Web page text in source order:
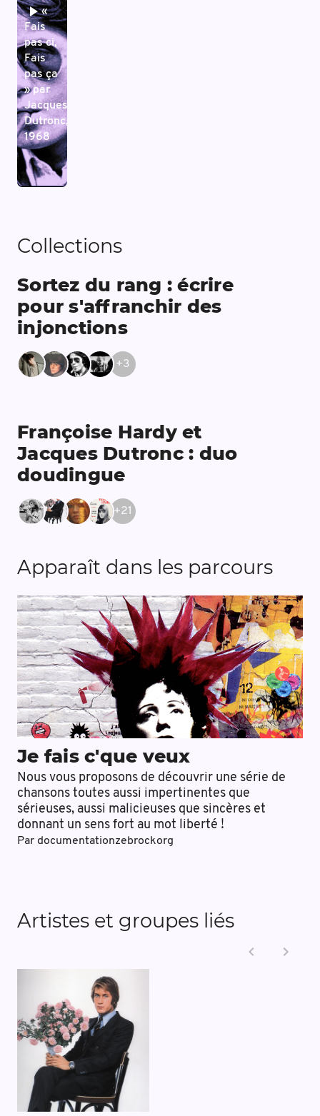
«
Fais
pas ci,
Fais
pas ça
» par
Jacques
Dutronc,
1968
Collections
Sortez du rang : écrire
pour s'affranchir des
injonctions
+3
Françoise Hardy et
Jacques Dutronc : duo
doudingue
+21
Apparaît dans les parcours
Je fais c'que veux
Nous vous proposons de découvrir une série de
chansons toutes aussi impertinentes que
sérieuses, aussi malicieuses que sincères et
donnant un sens fort au mot liberté !
Par documentationzebrockorg
Artistes et groupes liés